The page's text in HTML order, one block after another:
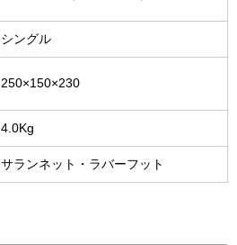
シングル
250×150×230
4.0Kg
サランネット・ラバーフット